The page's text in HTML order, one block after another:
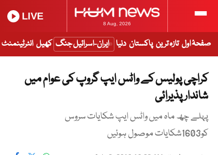
8 Aug, 2026
LIVE
صفحۂ اول تازہ ترین پاکستان دنیا ایران-اسرائیل جنگ کھیل انٹرٹینمنٹ
کراچی پولیس کے واٹس ایپ گروپ کی عوام میں
شاندار پذیرائی
پہلے چھ ماہ میں واٹس ایپ شکایات سروس
کو1603شکایات موصول ہوئیں